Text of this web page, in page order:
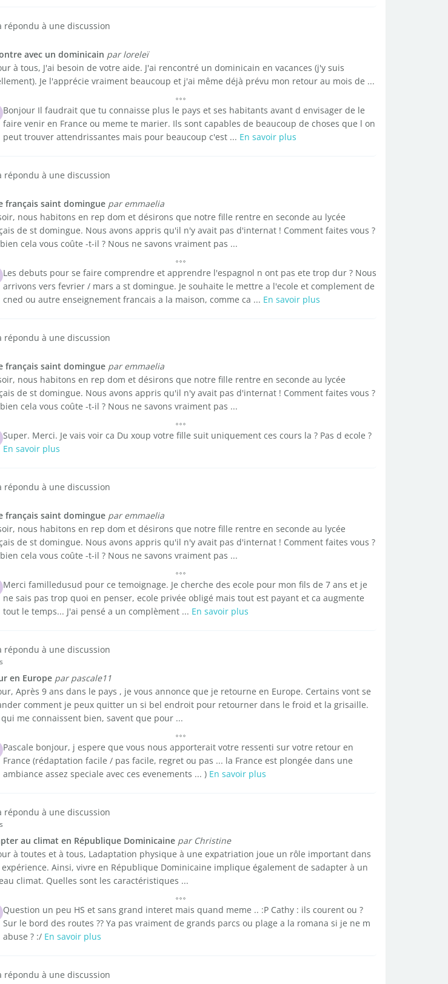
répondu à une discussion
avec un dominicain par loreleï
à tous, J'ai besoin de votre aide. J'ai rencontré un dominicain en vacances (j'y suis
Je l'apprécie vraiment beaucoup et j'ai même déjà prévu mon retour au mois de ...
Bonjour Il faudrait que tu connaisse plus le pays et ses habitants avant d envisager de le
faire venir en France ou meme te marier. Ils sont capables de beaucoup de choses que l on
peut trouver attendrissantes mais pour beaucoup c'est ... En savoir plus
répondu à une discussion
français saint domingue par emmaelia
nous habitons en rep dom et désirons que notre fille rentre en seconde au lycée
de st domingue. Nous avons appris qu'il n'y avait pas d'internat ! Comment faites vous ?
cela vous coûte -t-il ? Nous ne savons vraiment pas ...
Les debuts pour se faire comprendre et apprendre l'espagnol n ont pas ete trop dur ? Nous
arrivons vers fevrier / mars a st domingue. Je souhaite le mettre a l'ecole et complement de
cned ou autre enseignement francais a la maison, comme ca ... En savoir plus
répondu à une discussion
français saint domingue par emmaelia
nous habitons en rep dom et désirons que notre fille rentre en seconde au lycée
de st domingue. Nous avons appris qu'il n'y avait pas d'internat ! Comment faites vous ?
cela vous coûte -t-il ? Nous ne savons vraiment pas ...
Super. Merci. Je vais voir ca Du xoup votre fille suit uniquement ces cours la ? Pas d ecole ?
En savoir plus
répondu à une discussion
français saint domingue par emmaelia
nous habitons en rep dom et désirons que notre fille rentre en seconde au lycée
de st domingue. Nous avons appris qu'il n'y avait pas d'internat ! Comment faites vous ?
cela vous coûte -t-il ? Nous ne savons vraiment pas ...
Merci familledusud pour ce temoignage. Je cherche des ecole pour mon fils de 7 ans et je
ne sais pas trop quoi en penser, ecole privée obligé mais tout est payant et ca augmente
tout le temps... J'ai pensé a un complèment ... En savoir plus
répondu à une discussion
en Europe par pascale11
Après 9 ans dans le pays , je vous annonce que je retourne en Europe. Certains vont se
comment je peux quitter un si bel endroit pour retourner dans le froid et la grisaille.
qui me connaissent bien, savent que pour ...
Pascale bonjour, j espere que vous nous apporterait votre ressenti sur votre retour en
France (rédaptation facile / pas facile, regret ou pas ... la France est plongée dans une
ambiance assez speciale avec ces evenements ... ) En savoir plus
répondu à une discussion
au climat en République Dominicaine par Christine
à toutes et à tous, Ladaptation physique à une expatriation joue un rôle important dans
Ainsi, vivre en République Dominicaine implique également de sadapter à un
climat. Quelles sont les caractéristiques ...
Question un peu HS et sans grand interet mais quand meme .. :P Cathy : ils courent ou ?
Sur le bord des routes ?? Ya pas vraiment de grands parcs ou plage a la romana si je ne m
abuse ? :/ En savoir plus
répondu à une discussion